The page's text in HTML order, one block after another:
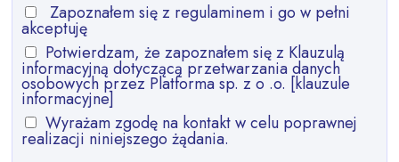
Zapoznałem się z regulaminem i go w pełni
akceptuję
Potwierdzam, że zapoznałem się z Klauzulą
informacyjną dotyczącą przetwarzania danych
osobowych przez Platforma sp. z o .o. [klauzule
informacyjne]
Wyrażam zgodę na kontakt w celu poprawnej
realizacji niniejszego żądania.